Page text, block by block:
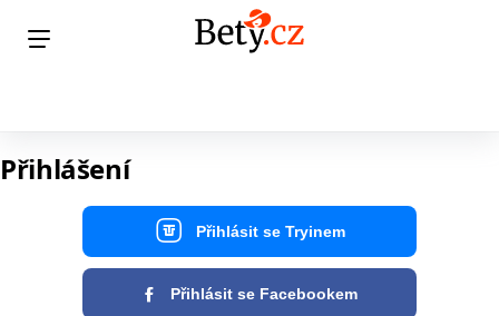
Přihlášení
Přihlásit se Tryinem
Přihlásit se Facebookem